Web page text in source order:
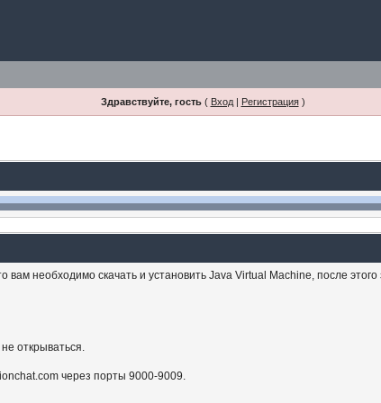
Здравствуйте, гость( Вход| Регистрация)
вам необходимо скачать и установить Java Virtual Machine, после
открываться.
через порты 9000-9009.